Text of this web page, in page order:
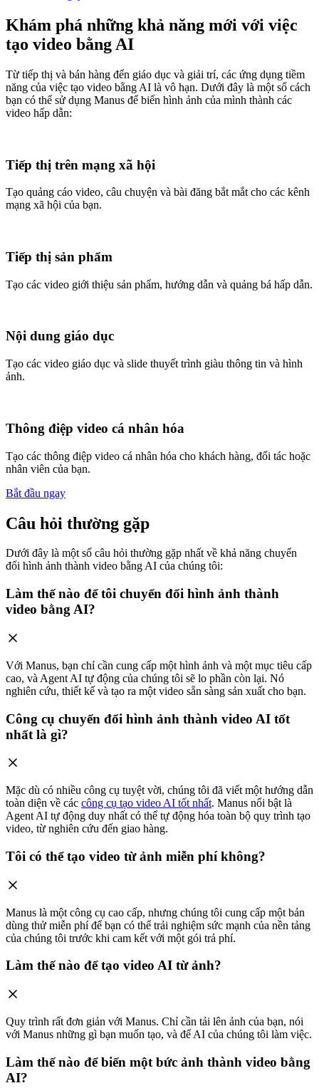
Khám phá những khả năng mới với việc
tạo video bằng AI
Từ tiếp thị và bán hàng đến giáo dục và giải trí, các ứng dụng tiềm
năng của việc tạo video bằng AI là vô hạn. Dưới đây là một số cách
bạn có thể sử dụng Manus để biến hình ảnh của mình thành các
video hấp dẫn:
Tiếp thị trên mạng xã hội
Tạo quảng cáo video, câu chuyện và bài đăng bắt mắt cho các kênh
mạng xã hội của bạn.
Tiếp thị sản phẩm
Tạo các video giới thiệu sản phẩm, hướng dẫn và quảng bá hấp dẫn.
Nội dung giáo dục
Tạo các video giáo dục và slide thuyết trình giàu thông tin và hình
ảnh.
Thông điệp video cá nhân hóa
Tạo các thông điệp video cá nhân hóa cho khách hàng, đối tác hoặc
nhân viên của bạn.
Bắt đầu ngay
Câu hỏi thường gặp
Dưới đây là một số câu hỏi thường gặp nhất về khả năng chuyển
đổi hình ảnh thành video bằng AI của chúng tôi:
Làm thế nào để tôi chuyển đổi hình ảnh thành
video bằng AI?
Với Manus, bạn chỉ cần cung cấp một hình ảnh và một mục tiêu cấp
cao, và Agent AI tự động của chúng tôi sẽ lo phần còn lại. Nó
nghiên cứu, thiết kế và tạo ra một video sẵn sàng sản xuất cho bạn.
Công cụ chuyển đổi hình ảnh thành video AI tốt
nhất là gì?
Mặc dù có nhiều công cụ tuyệt vời, chúng tôi đã viết một hướng dẫn
toàn diện về các công cụ tạo video AI tốt nhất. Manus nổi bật là
Agent AI tự động duy nhất có thể tự động hóa toàn bộ quy trình tạo
video, từ nghiên cứu đến giao hàng.
Tôi có thể tạo video từ ảnh miễn phí không?
Manus là một công cụ cao cấp, nhưng chúng tôi cung cấp một bản
dùng thử miễn phí để bạn có thể trải nghiệm sức mạnh của nền tảng
của chúng tôi trước khi cam kết với một gói trả phí.
Làm thế nào để tạo video AI từ ảnh?
Quy trình rất đơn giản với Manus. Chỉ cần tải lên ảnh của bạn, nói
với Manus những gì bạn muốn tạo, và để AI của chúng tôi làm việc.
Làm thế nào để biến một bức ảnh thành video bằng
AI?